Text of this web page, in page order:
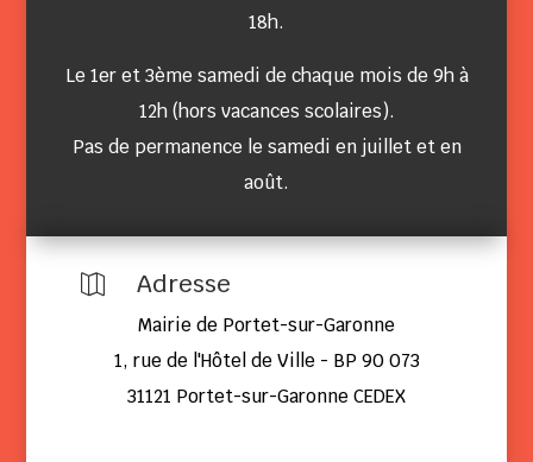
18h.
Le 1er et 3ème samedi de chaque mois de 9h à
12h (hors vacances scolaires).
Pas de permanence le samedi en juillet et en
août.
 Adresse
Mairie de Portet-sur-Garonne
1, rue de l'Hôtel de Ville - BP 90 073
31121 Portet-sur-Garonne CEDEX